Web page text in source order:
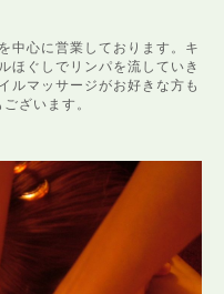
中心に営業しております。キ
ほぐしでリンパを流していき
ルマッサージがお好きな方も
ざいます。